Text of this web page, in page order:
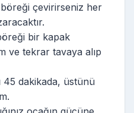
böreği çevirirseniz her
bir kapak
ve tekrar tavaya alıp
45 dakikada, üstünü